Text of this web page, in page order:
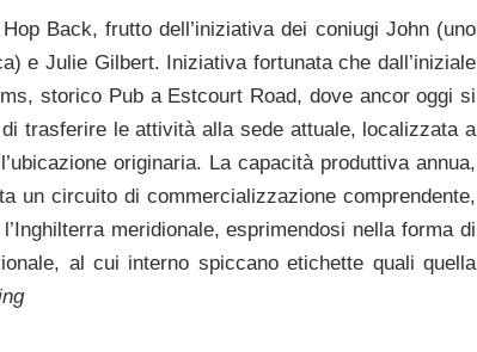
Back, frutto dell’iniziativa dei coniugi John (uno
e Julie Gilbert. Iniziativa fortunata che dall’iniziale
storico Pub a Estcourt Road, dove ancor oggi si
trasferire le attività alla sede attuale, localizzata a
originaria. La capacità produttiva annua,
un circuito di commercializzazione comprendente,
meridionale, esprimendosi nella forma di
al cui interno spiccano etichette quali quella